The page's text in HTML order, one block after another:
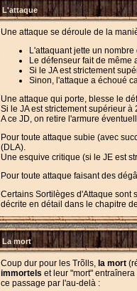
L'attaque
Une attaque se déroule de la
L'attaquant jette un
Le défenseur fait de même
Si le JA est strictement
Sinon, l'attaque a échoué
Une attaque qui porte, blesse le
Si le JA est strictement supérieur
A ce JD, on retire l'armure
Pour toute attaque subie (avec
(DLA).
Une esquive critique (si le JE est
Pour toute attaque faisant des
Certains Sortilèges d'Attaque sont
décrite en détail dans le chapitre
La mort
Coup dur pour les Trõlls, la mort
immortels et leur "mort"
ce passage par l'au-delà :